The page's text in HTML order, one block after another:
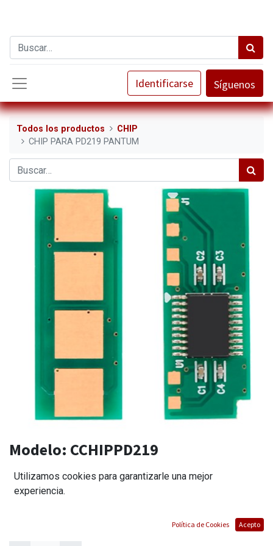
Identificarse Síguenos
Todos los productos
CHIP
CHIP PARA PD219 PANTUM
Modelo: CCHIPPD219
CHIP PARA PD219 PANTUM
Utilizamos cookies para garantizarle una mejor
experiencia.
Política de Cookies Acepto